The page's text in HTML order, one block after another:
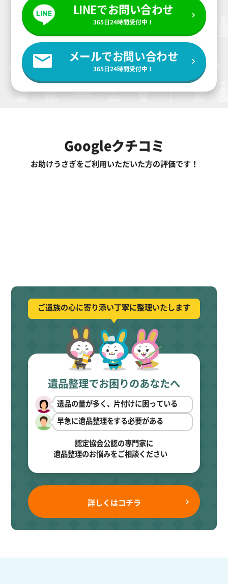
LINEでお問い合わせ
365日24時間受付中！
メールでお問い合わせ
365日24時間受付中！
Googleクチコミ
お助けうさぎをご利用いただいた方の評価です！
ご遺族の心に寄り添い丁寧に整理いたします
遺品整理でお困りのあなたへ
遺品の量が多く、片付けに困っている
早急に遺品整理をする必要がある
認定協会公認の専門家に
遺品整理のお悩みをご相談ください
詳しくはコチラ